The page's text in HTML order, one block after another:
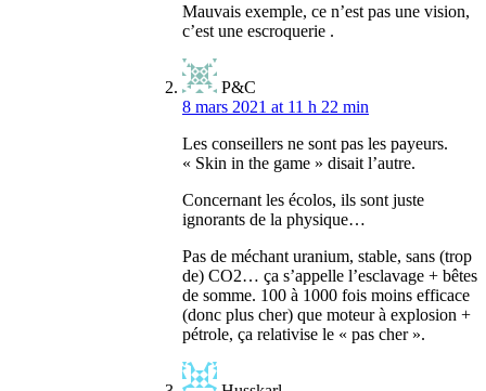
Mauvais exemple, ce n’est pas une vision,
c’est une escroquerie .
P&C
8 mars 2021 at 11 h 22 min
Les conseillers ne sont pas les payeurs.
« Skin in the game » disait l’autre.
Concernant les écolos, ils sont juste
ignorants de la physique…
Pas de méchant uranium, stable, sans (trop
de) CO2… ça s’appelle l’esclavage + bêtes
de somme. 100 à 1000 fois moins efficace
(donc plus cher) que moteur à explosion +
pétrole, ça relativise le « pas cher ».